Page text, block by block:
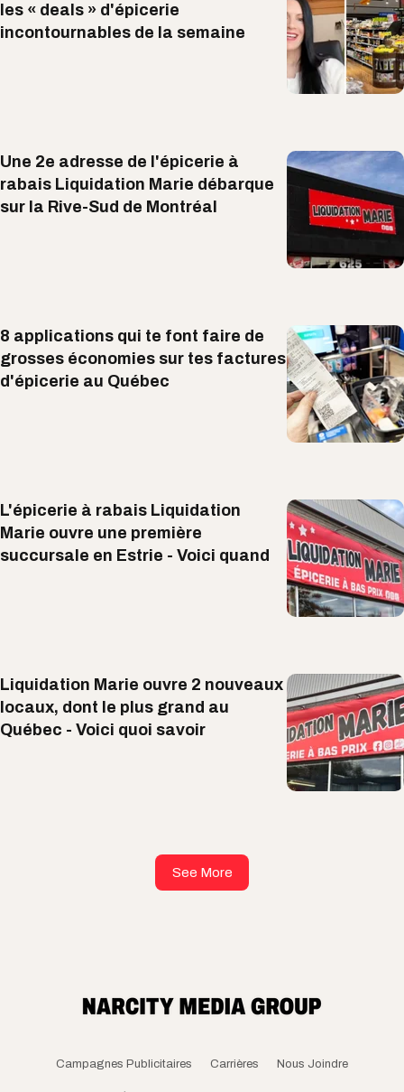
les « deals » d'épicerie
incontournables de la semaine
Une 2e adresse de l'épicerie à
rabais Liquidation Marie débarque
sur la Rive-Sud de Montréal
8 applications qui te font faire de
grosses économies sur tes factures
d'épicerie au Québec
L'épicerie à rabais Liquidation
Marie ouvre une première
succursale en Estrie - Voici quand
Liquidation Marie ouvre 2 nouveaux
locaux, dont le plus grand au
Québec - Voici quoi savoir
See More
Campagnes Publicitaires Carrières Nous Joindre